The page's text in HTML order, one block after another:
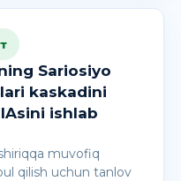
Sariosiyo
kaskadini
ishlab
muvofiq
qilish uchun tanlov